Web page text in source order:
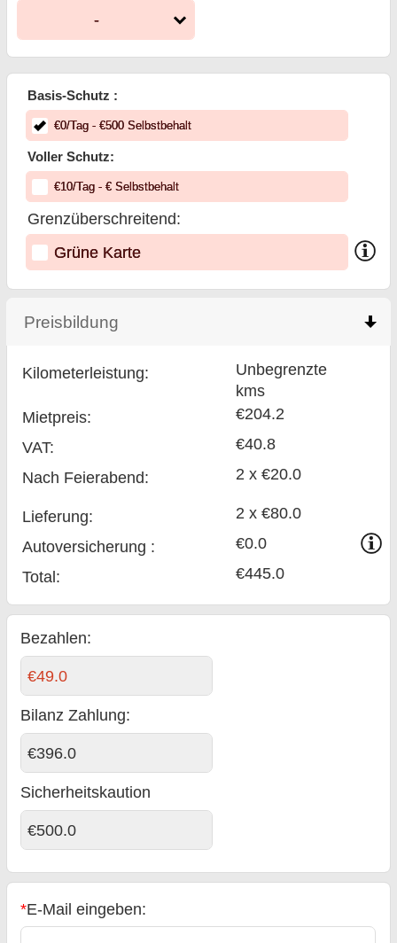
-
Basis-Schutz :
€0/Tag- €500Selbstbehalt
Voller Schutz:
€10/Tag- €Selbstbehalt
Grenzüberschreitend:
Grüne Karte
Preisbildung
Kilometerleistung:
Unbegrenzte
kms
Mietpreis:
€204.2
VAT:
€40.8
Nach Feierabend:
2 x €20.0
Lieferung:
2 x €80.0
Auto­versicherung :
€0.0
Total: €445.0
Bezahlen:
€49.0
Bilanz Zahlung:
€396.0
Sicherheitskaution
€500.0
*E-Mail eingeben: